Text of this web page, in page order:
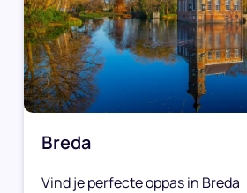
Breda
Vind je perfecte oppas in Breda